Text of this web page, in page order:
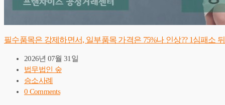
필수품목은 강제하면서, 일부품목 가격은 75%나 인상?? 1심패소
2026년 07월 31일
법무법인 숲
승소사례
0 Comments